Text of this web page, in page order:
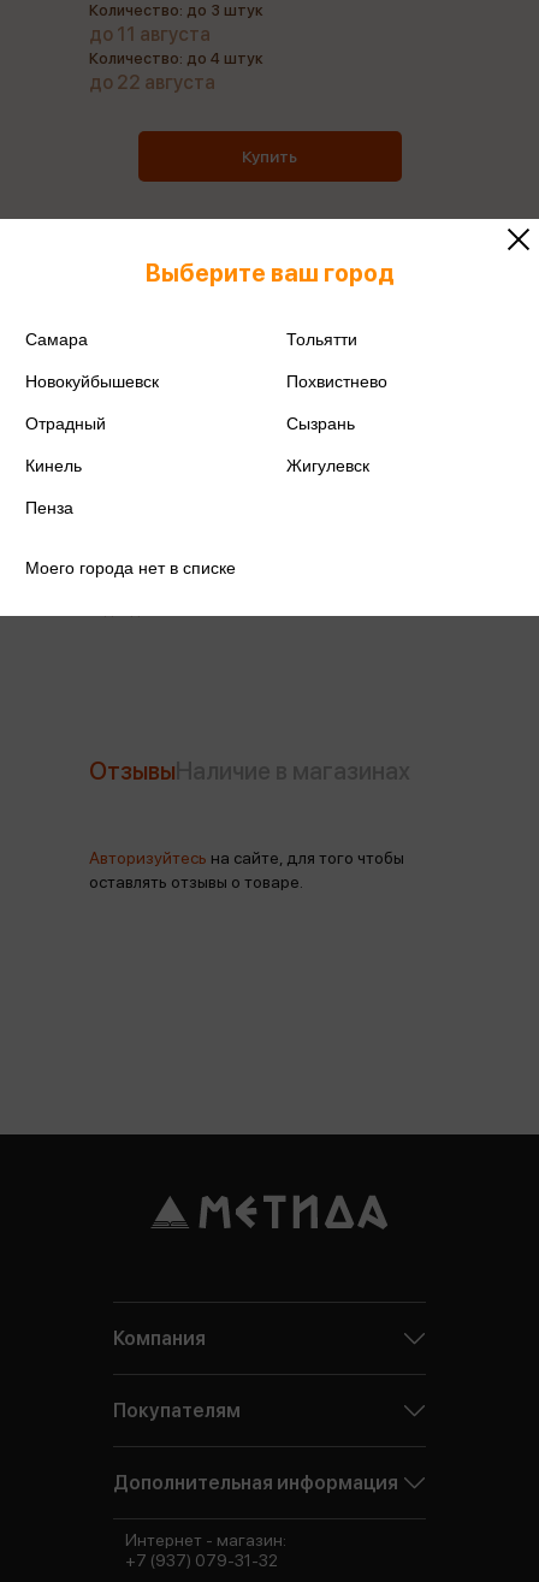
Количество: до 3 штук
до 11 августа
Количество: до 4 штук
до 22 августа
Купить
Все товары производителя
Отзывы
Авторизуйтесь на сайте, для того чтобы
оставлять отзывы о товаре.
Выберите ваш город
Самара Тольятти
Новокуйбышевск Похвистнево
Отрадный Сызрань
Кинель Жигулевск
Пенза
Моего города нет в списке
Компания
Покупателям
Дополнительная информация
Интернет - магазин:
+7 (937) 079-31-32